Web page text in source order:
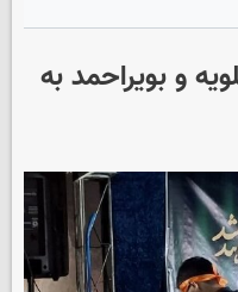
و بویراحمد به